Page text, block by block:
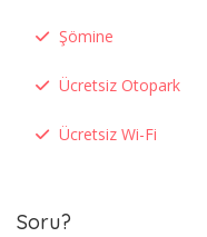
Şömine
Ücretsiz Otopark
Ücretsiz Wi-Fi
Soru?